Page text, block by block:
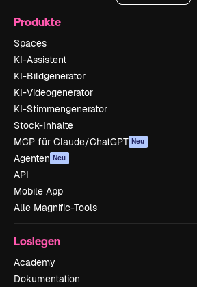
Produkte
Spaces
KI-Assistent
KI-Bildgenerator
KI-Videogenerator
KI-Stimmengenerator
Stock-Inhalte
MCP für Claude/ChatGPT Neu
Agenten Neu
API
Mobile App
Alle Magnific-Tools
Loslegen
Academy
Dokumentation